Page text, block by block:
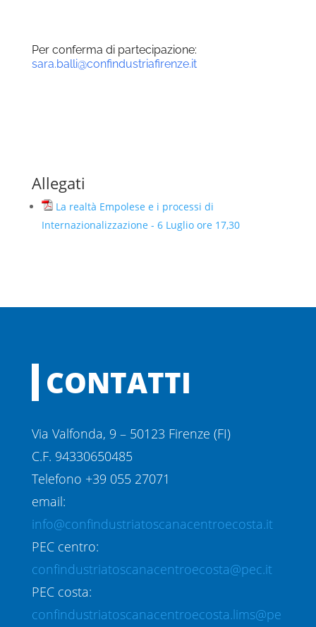
Per conferma di partecipazione:
sara.balli@confindustriafirenze.it
Allegati
La realtà Empolese e i processi di
Internazionalizzazione - 6 Luglio ore 17,30
CONTATTI
Via Valfonda, 9 – 50123 Firenze (FI)
C.F. 94330650485
Telefono +39 055 27071
email:
info@confindustriatoscanacentroecosta.it
PEC centro:
confindustriatoscanacentroecosta@pec.it
PEC costa:
confindustriatoscanacentroecosta.lims@pe